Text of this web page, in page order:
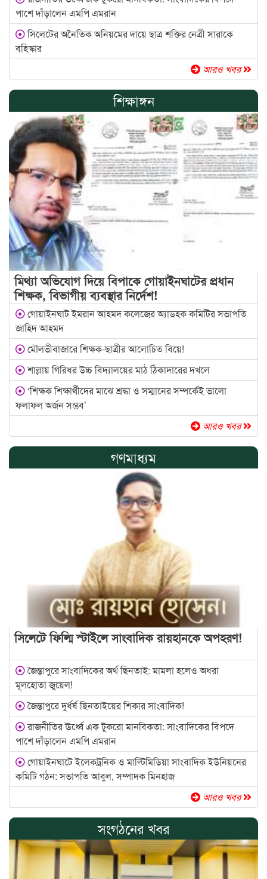
পাশে দাঁড়ালেন এমপি এমরান
সিলেটের অনৈতিক অনিয়মের দায়ে ছাত্র শক্তির নেত্রী সারাকে
বহিস্কার
আরও খবর
শিক্ষাঙ্গন
মিথ্যা অভিযোগ দিয়ে বিপাকে গোয়াইনঘাটের প্রধান
শিক্ষক, বিভাগীয় ব্যবস্থার নির্দেশ!
গোয়াইনঘাট ইমরান আহমদ কলেজের অ্যাডহক কমিটির সভাপতি
জাহিদ আহমদ
মৌলভীবাজারে শিক্ষক-ছাত্রীর আলোচিত বিয়ে!
শাল্লায় গিরিধর উচ্চ বিদ্যালয়ের মাঠ ঠিকাদারের দখলে
‘শিক্ষক শিক্ষার্থীদের মাঝে শ্রদ্ধা ও সম্মানের সম্পর্কেই ভালো
ফলাফল অর্জন সম্ভব’
আরও খবর
গণমাধ্যম
সিলেটে ফিল্মি স্টাইলে সাংবাদিক রায়হানকে অপহরণ!
জৈন্তাপুরে সাংবাদিকের অর্থ ছিনতাই: মামলা হলেও অধরা
মূলহোতা জুয়েল!
জৈন্তাপুরে দুর্ধর্ষ ছিনতাইয়ের শিকার সাংবাদিক!
রাজনীতির ঊর্ধ্বে এক টুকরো মানবিকতা: সাংবাদিকের বিপদে
পাশে দাঁড়ালেন এমপি এমরান
গোয়াইনঘাটে ইলেকট্রনিক ও মাল্টিমিডিয়া সাংবাদিক ইউনিয়নের
কমিটি গঠন: সভাপতি আবুল, সম্পাদক মিনহাজ
আরও খবর
সংগঠনের খবর